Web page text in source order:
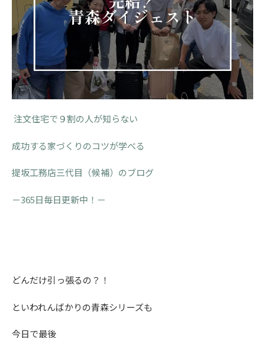
注文住宅で９割の人が知らない
成功する家づくりのコツが学べる
提坂工務店三代目（候補）のブログ
－365日毎日更新中！－
どんだけ引っ張るの？！
といわれんばかりの青森シリーズも
今日で最後